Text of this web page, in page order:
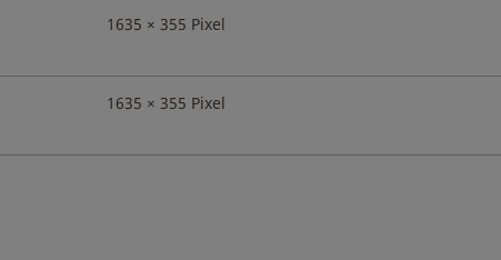
1635 × 355 Pixel
1635 × 355 Pixel